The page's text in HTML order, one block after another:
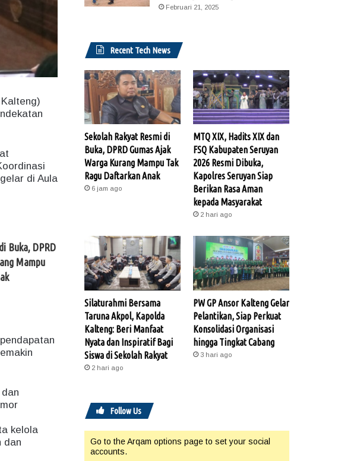
di Aula
Buka, DPRD
Mampu
kelola
dan
Februari 21, 2025
Recent Tech News
Sekolah Rakyat Resmi di
Buka, DPRD Gumas Ajak
Warga Kurang Mampu Tak
Ragu Daftarkan Anak
6 jam ago
MTQ XIX, Hadits XIX dan
FSQ Kabupaten Seruyan
2026 Resmi Dibuka,
Kapolres Seruyan Siap
Berikan Rasa Aman
kepada Masyarakat
2 hari ago
Silaturahmi Bersama
Taruna Akpol, Kapolda
Kalteng: Beri Manfaat
Nyata dan Inspiratif Bagi
Siswa di Sekolah Rakyat
2 hari ago
PW GP Ansor Kalteng Gelar
Pelantikan, Siap Perkuat
Konsolidasi Organisasi
hingga Tingkat Cabang
3 hari ago
Follow Us
Go to the Arqam options page to set your social
accounts.